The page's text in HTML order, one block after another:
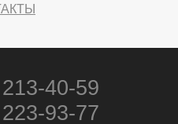
40-59
93-77